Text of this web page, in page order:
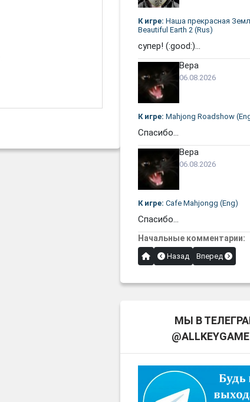
К игре: Наша прекрасная
Beautiful Earth 2 (Rus)
супер! (:good:)...
Вера
06.08.2026
К игре: Mahjong Roadshow
Спасибо...
Вера
06.08.2026
К игре: Cafe Mahjongg (Eng)
Спасибо...
Начальные комментарии:
Назад Вперед
МЫ В